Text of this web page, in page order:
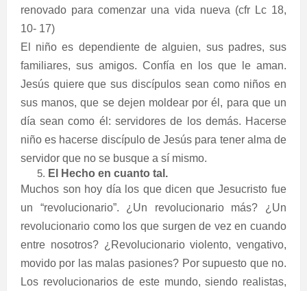
renovado para comenzar una vida nueva (cfr Lc 18,
10- 17)
El niño es dependiente de alguien, sus padres, sus
familiares, sus amigos. Confía en los que le aman.
Jesús quiere que sus discípulos sean como niños en
sus manos, que se dejen moldear por él, para que un
día sean como él: servidores de los demás. Hacerse
niño es hacerse discípulo de Jesús para tener alma de
servidor que no se busque a sí mismo.
El Hecho en cuanto tal.
Muchos son hoy día los que dicen que Jesucristo fue
un “revolucionario”. ¿Un revolucionario más? ¿Un
revolucionario como los que surgen de vez en cuando
entre nosotros? ¿Revolucionario violento, vengativo,
movido por las malas pasiones? Por supuesto que no.
Los revolucionarios de este mundo, siendo realistas,